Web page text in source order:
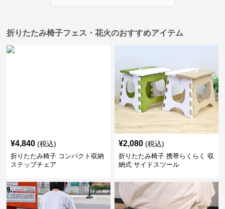
折りたたみ椅子フェス・花火のおすすめアイテム
¥4,840 (税込)
折りたたみ椅子 コンパクト収納
ステップチェア
¥2,080 (税込)
折りたたみ椅子 携帯らくらく 収
納式 サイドスツール